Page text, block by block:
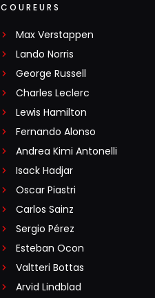
COUREURS
Max Verstappen
Lando Norris
George Russell
Charles Leclerc
Lewis Hamilton
Fernando Alonso
Andrea Kimi Antonelli
Isack Hadjar
Oscar Piastri
Carlos Sainz
Sergio Pérez
Esteban Ocon
Valtteri Bottas
Arvid Lindblad